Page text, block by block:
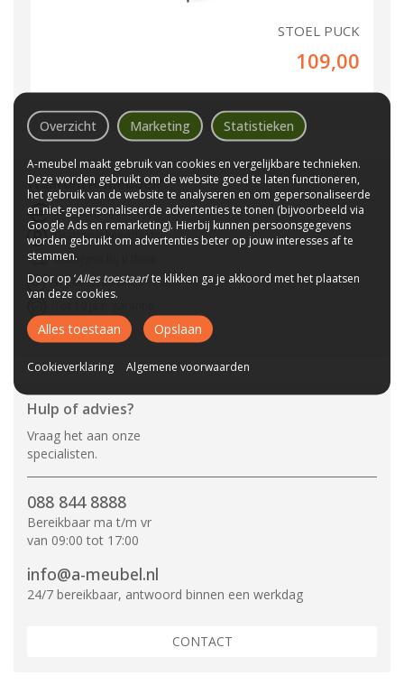
STOEL PUCK
109,00
WaaromA-meubel?
Laagste prijs van NL
Gratis parkeerplaats
Bezorgen bij u thuis
Wij bestaan sinds 1992!
CBW-Erkend
Hulp of advies?
Vraag het aan onze
specialisten.
088 844 8888
Bereikbaar ma t/m vr
van 09:00 tot 17:00
info@a-meubel.nl
24/7 bereikbaar, antwoord binnen een werkdag
CONTACT
Overzicht Marketing Statistieken
A-meubel maakt gebruik van cookies en vergelijkbare technieken.
Deze worden gebruikt om de website goed te laten functioneren,
het gebruik van de website te analyseren en om gepersonaliseerde
en niet-gepersonaliseerde advertenties te tonen (bijvoorbeeld via
Google Ads en remarketing). Hierbij kunnen persoonsgegevens
worden gebruikt om advertenties beter op jouw interesses af te
stemmen.
Door op ‘Alles toestaan’ te klikken ga je akkoord met het plaatsen
van deze cookies.
Alles toestaan Opslaan
Cookieverklaring Algemene voorwaarden